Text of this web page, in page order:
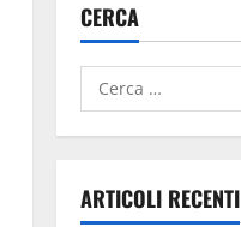
CERCA
ARTICOLI RECENTI